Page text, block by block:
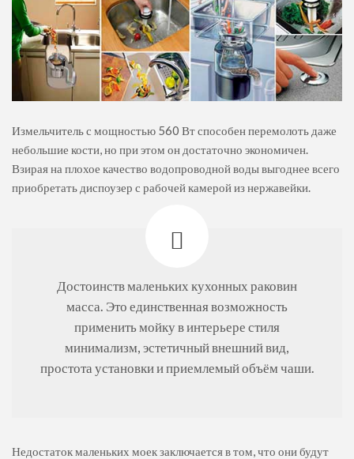
Измельчитель с мощностью 560 Вт способен перемолоть даже
небольшие кости, но при этом он достаточно экономичен.
Взирая на плохое качество водопроводной воды выгоднее всего
приобретать диспоузер с рабочей камерой из нержавейки.
Достоинств маленьких кухонных раковин
масса. Это единственная возможность
применить мойку в интерьере стиля
минимализм, эстетичный внешний вид,
простота установки и приемлемый объём чаши.
Недостаток маленьких моек заключается в том, что они будут